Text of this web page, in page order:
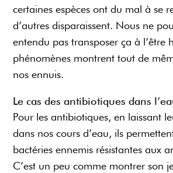
certaines espèces ont du mal à se
d’autres disparaissent. Nous ne
entendu pas transposer ça à l’être
phénomènes montrent tout de
nos ennuis.
Le cas des antibiotiques dans
Pour les antibiotiques, en laissant
dans nos cours d’eau, ils
bactéries ennemis résistantes aux
C’est un peu comme montrer son